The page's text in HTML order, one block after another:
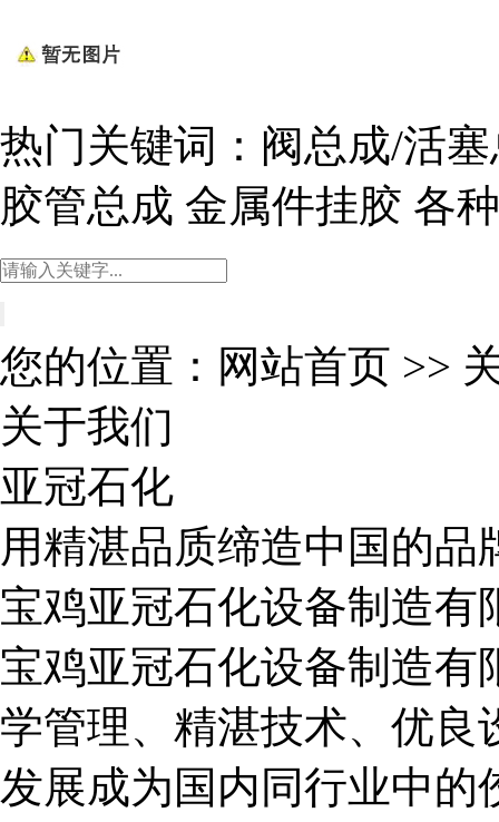
热门关键词： 阀总成/活
胶管总成 金属件挂胶 各
您的位置： 网站首页 >>
关于我们
亚冠石化
用精湛品质缔造中国的品
宝鸡亚冠石化设备制造有
宝鸡亚冠石化设备制造有
学管理、精湛技术、优良
发展成为国内同行业中的